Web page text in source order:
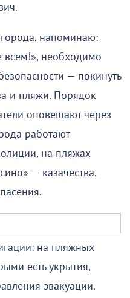
напоминаю:
всем!», необходимо
— покинуть
и пляжи. Порядок
оповещают через
работают
на пляжах
— казачества,
на пляжных
есть укрытия,
эвакуации.